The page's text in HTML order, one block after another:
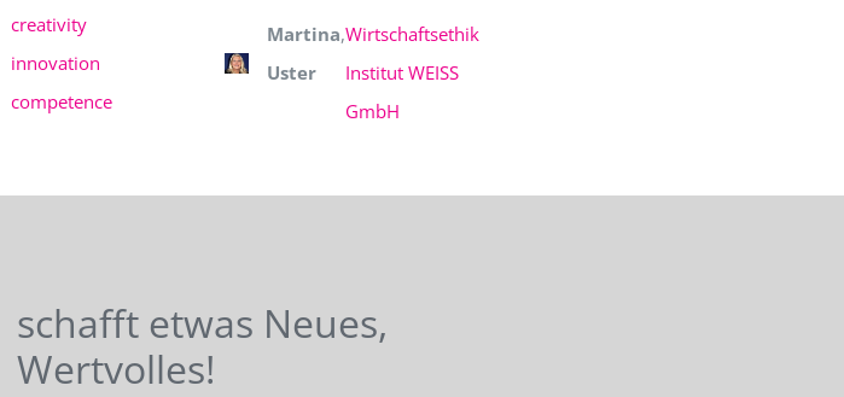
creativity
innovation
competence
Martina
Uster
,Wirtschaftsethik
Institut WEISS
GmbH
schafft etwas Neues,
Wertvolles!